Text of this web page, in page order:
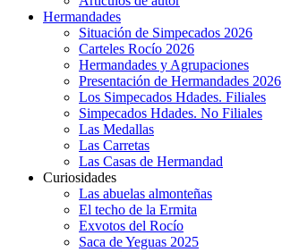
Hermandades
Situación de Simpecados 2026
Carteles Rocío 2026
Hermandades y Agrupaciones
Presentación de Hermandades 2026
Los Simpecados Hdades. Filiales
Simpecados Hdades. No Filiales
Las Medallas
Las Carretas
Las Casas de Hermandad
Curiosidades
Las abuelas almonteñas
El techo de la Ermita
Exvotos del Rocío
Saca de Yeguas 2025